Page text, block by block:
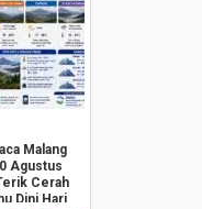
Malang
Agustus
Cerah
Dini Hari